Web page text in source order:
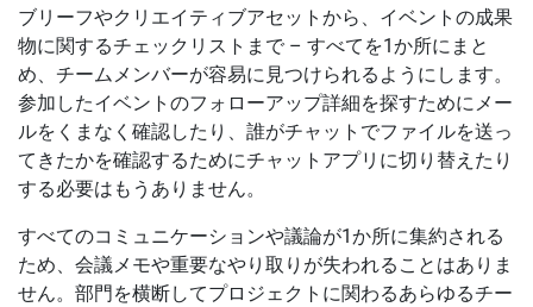
ブリーフやクリエイティブアセットから、イベントの成果
物に関するチェックリストまで – すべてを1か所にまと
め、チームメンバーが容易に見つけられるようにします。
参加したイベントのフォローアップ詳細を探すためにメー
ルをくまなく確認したり、誰がチャットでファイルを送っ
てきたかを確認するためにチャットアプリに切り替えたり
する必要はもうありません。
すべてのコミュニケーションや議論が1か所に集約される
ため、会議メモや重要なやり取りが失われることはありま
せん。部門を横断してプロジェクトに関わるあらゆるチー